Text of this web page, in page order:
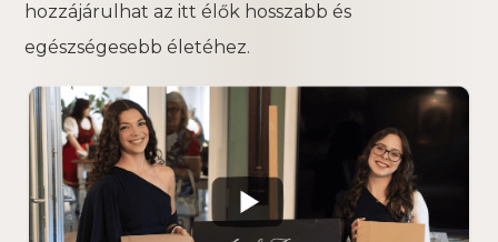
hozzájárulhat az itt élők hosszabb és
egészségesebb életéhez.